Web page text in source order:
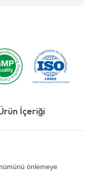
İçeriği
önlemeye